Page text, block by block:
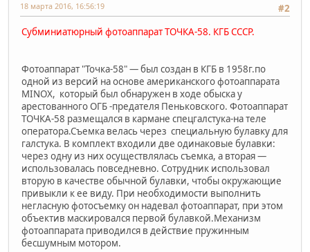
#2
18 марта 2016, 16:56:19
Субминиатюрный фотоаппарат ТОЧКА-58. КГБ СССР.
Фотоаппарат "Точка-58" — был создан в КГБ в 1958г.по
одной из версий на основе американского фотоаппарата
MINOX, который был обнаружен в ходе обыска у
арестованного ОГБ -предателя Пеньковского. Фотоаппарат
ТОЧКА-58 размещался в кармане спецгалстука-на теле
оператора.Съемка велась через специальную булавку для
галстука. В комплект входили две одинаковые булавки:
через одну из них осуществлялась съемка, а вторая —
использовалась повседневно. Сотрудник использовал
вторую в качестве обычной булавки, чтобы окружающие
привыкли к ее виду. При необходимости выполнить
негласную фотосъемку он надевал фотоаппарат, при этом
объектив маскировался первой булавкой.Механизм
фотоаппарата приводился в действие пружинным
бесшумным мотором.